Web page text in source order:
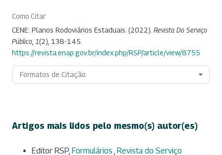
Como Citar
CENE: Planos Rodoviários Estaduais. (2022). Revista Do Serviço
Público 1(2), 138-145.
https://revista.enap.gov.br/index.php/RSP/article/view/8755
Formatos de Citação
Artigos mais lidos pelo mesmo(s) autor(es)
Editor RSP, Formulários , Revista do Serviço